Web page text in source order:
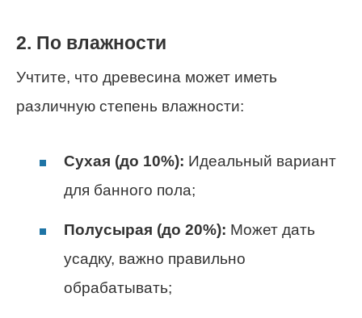
2. По влажности
Учтите, что древесина может иметь
различную степень влажности:
Сухая (до 10%): Идеальный вариант
для банного пола;
Полусырая (до 20%): Может дать
усадку, важно правильно
обрабатывать;